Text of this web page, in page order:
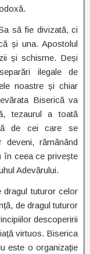
să fie divizată, ci
și una. Apostolul
și schisme. Deși
ilegale de
noastre și chiar
Biserică va
tezaurul a toată
de cei care se
rămânând
în ceea ce privește
Adevărului.
tuturor celor
de dragul tuturor
descoperirii
virtuos. Biserica
este o organizație